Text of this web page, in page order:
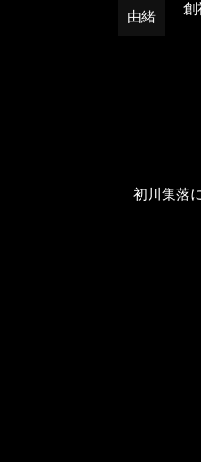
由緒
創
初川集落